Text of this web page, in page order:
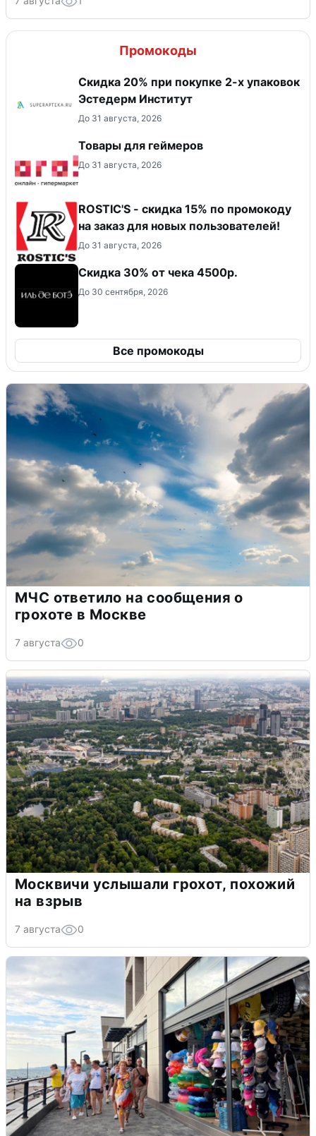
Промокоды
Скидка 20% при покупке 2-х упаковок
Эстедерм Институт
До 31 августа, 2026
Товары для геймеров
До 31 августа, 2026
ROSTIC'S - скидка 15% по промокоду
на заказ для новых пользователей!
До 31 августа, 2026
Скидка 30% от чека 4500р.
До 30 сентября, 2026
Все промокоды
МЧС ответило на сообщения о
грохоте в Москве
7 августа 0
Москвичи услышали грохот, похожий
на взрыв
7 августа 0